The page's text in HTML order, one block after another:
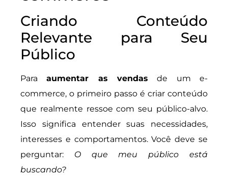
Criando Conteúdo
Relevante para Seu
Público
Paraaumentar as vendas de um e-
commerce, o primeiro passo é criar conteúdo
que realmente ressoe com seu público-alvo.
Isso significa entender suas necessidades,
interesses e comportamentos. Você deve se
perguntar: O que meu público está
buscando?